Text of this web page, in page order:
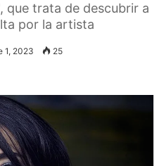
que trata de descubrir a
por la artista
1, 2023 25